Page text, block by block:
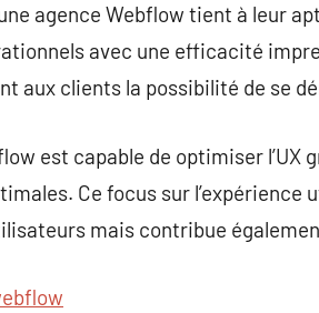
agence Webflow tient à leur
avec une efficacité
aux clients la possibilité de se
est capable de optimiser l’UX
Ce focus sur l’expérience
mais contribue